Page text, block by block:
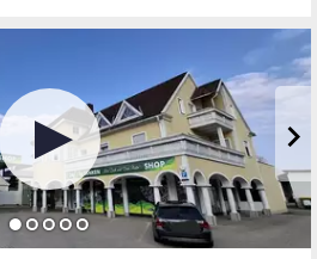
/ Teich.* Das gesamte Grunds
und ist im Grenzkataster
Gebäude wurden neu Bau
sowie ein ne
Neuer Hauptwasseransc
auch bereits vorhanden)* Ka
eingezogen)Die Z
eigene Grundstück und ist s